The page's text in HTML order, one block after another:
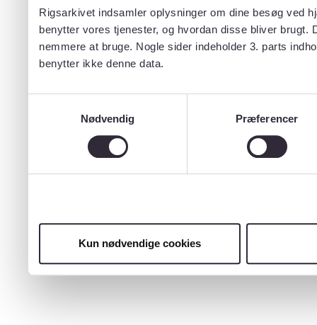
Rigsarkivet indsamler oplysninger om dine besøg ved
benytter vores tjenester, og hvordan disse bliver
nemmere at bruge. Nogle sider indeholder 3. parts
benytter ikke denne data.
Nødvendig
Præferencer
Kun nødvendige cookies